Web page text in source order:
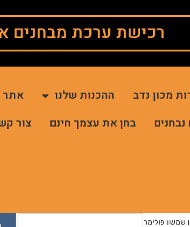
רכישת ערכת מבחנים
מכון נדב ההכנות שלנו
אתר
נבחנים
בחן את עצמך חינם צור
שמשון פולימר